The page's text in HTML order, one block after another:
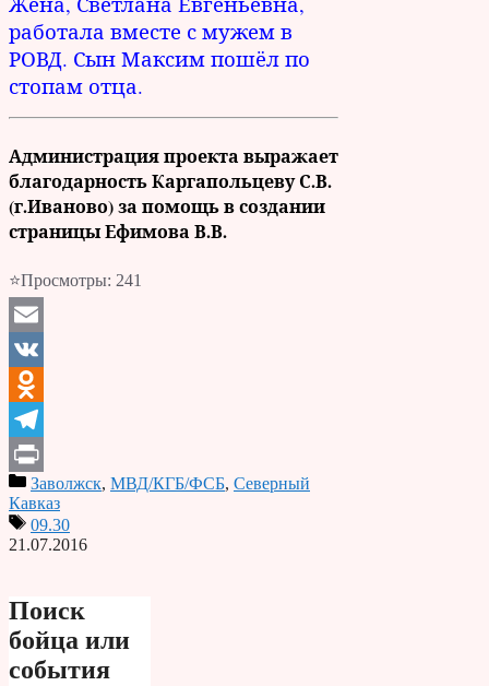
работала вместе с мужем в
РОВД. Сын Максим пошёл по
стопам отца.
Администрация проекта выражает
благодарность Каргапольцеву С.В.
(г.Иваново) за помощь в создании
страницы Ефимова В.В.
⭐Просмотры: 241
Email
VK
Odnoklassniki
Telegram
PrintЗаволжск, МВД/КГБ/ФСБ, Северный
Кавказ
09.30
21.07.2016
Поиск
бойца или
события